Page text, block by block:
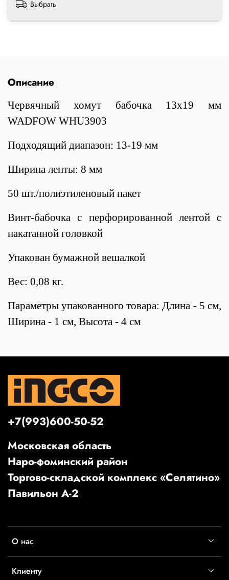
Выбрать
Описание
Червячный хомут бабочка 13х19 мм
WADFOW WHU3903
Подходящий диапазон: 13-19 мм
Ширина ленты: 8 мм
50 шт./полиэтиленовый пакет
Винт-бабочка с перфорированной лентой с
накатанной головкой
Упакован бумажной вешалкой
Вес: 0,08 кг.
Параметры упакованного товара: Длина - 5 см,
Ширина - 1 см, Высота - 4 см
О нас
Клиенту
+7(993)600-50-52
Московская область
Наро-фоминский район
Торгово-складской комплекс «Селятино»
Павильон А-2